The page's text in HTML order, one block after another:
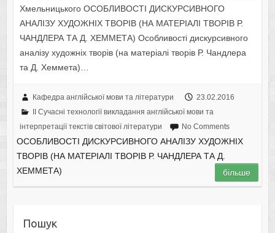
Хмельницького ОСОБЛИВОСТІ ДИСКУРСИВНОГО
АНАЛІЗУ ХУДОЖНІХ ТВОРІВ (НА МАТЕРІАЛІ ТВОРІВ Р.
ЧАНДЛЕРА ТА Д. ХЕММЕТА) Особливості дискурсивного
аналізу художніх творів (на матеріалі творів Р. Чандлера
та Д. Хеммета)…
Кафедра англійської мови та літератури
23.02.2016
II Cучасні технології викладання англійської мови та
інтерпретації текстів світової літератури
No Comments
ОСОБЛИВОСТІ ДИСКУРСИВНОГО АНАЛІЗУ ХУДОЖНІХ
ТВОРІВ (НА МАТЕРІАЛІ ТВОРІВ Р. ЧАНДЛЕРА ТА Д.
ХЕММЕТА)
більше
Пошук